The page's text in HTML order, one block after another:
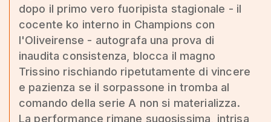
dopo il primo vero fuoripista stagionale - il
cocente ko interno in Champions con
l'Oliveirense - autografa una prova di
inaudita consistenza, blocca il magno
Trissino rischiando ripetutamente di vincere
e pazienza se il sorpassone in tromba al
comando della serie A non si materializza.
La performance rimane sugosissima, intrisa